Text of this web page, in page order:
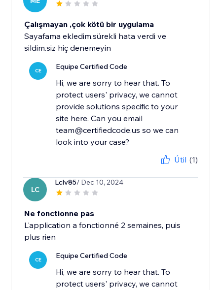
Çalışmayan ,çok kötü bir uygulama
Sayafama ekledim.sürekli hata verdi ve
sildim.siz hiç denemeyin
CE Equipe Certified Code
Hi, we are sorry to hear that. To
protect users' privacy, we cannot
provide solutions specific to your
site here. Can you email
team@certifiedcode.us so we can
look into your case?
Útil (1)
LC
Lclv85/ Dec 10, 2024
Ne fonctionne pas
L'application a fonctionné 2 semaines, puis
plus rien
CE Equipe Certified Code
Hi, we are sorry to hear that. To
protect users' privacy, we cannot